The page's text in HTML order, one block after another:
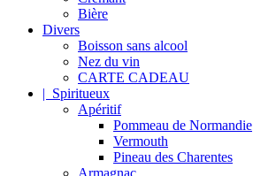
Bière
Divers
Boisson sans alcool
Nez du vin
CARTE CADEAU
| Spiritueux
Apéritif
Pommeau de Normandie
Vermouth
Pineau des Charentes
Armagnac